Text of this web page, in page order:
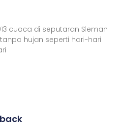
cuaca di seputaran Sleman
hujan seperti hari-hari